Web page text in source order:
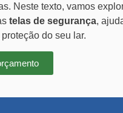
Neste texto, vamos
telas de segurança,
do seu lar.